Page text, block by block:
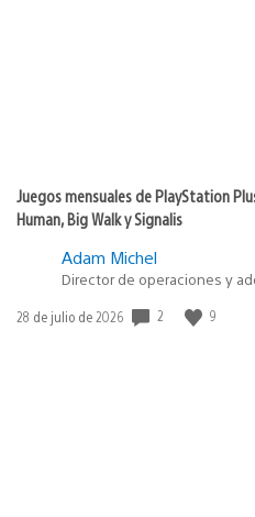
Juegos mensuales de PlayStation
Human, Big Walk y Signalis
Adam Michel
Director de operaciones y
Fecha
28 de julio de 2026 2 9